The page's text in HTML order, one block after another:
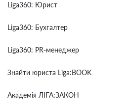
Liga360: Юрист
Liga360: Бухгалтер
Liga360: PR-менеджер
Знайти юриста Liga:BOOK
Академія ЛІГА:ЗАКОН